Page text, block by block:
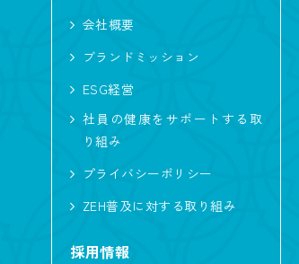
2階リビング
ファミリークローク
自転車
インテリア・内観
サーフィン
会社概要
ブランドミッション
ESG経営
社員の健康をサポートする取
り組み
プライバシーポリシー
ZEH普及に対する取り組み
採用情報